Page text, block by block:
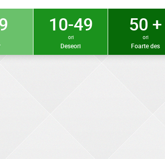
10-49
ori
Deseori
50 +
ori
Foarte des